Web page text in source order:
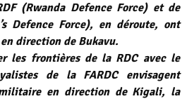
(Rwanda Defence Force) et de
Defence Force), en déroute, ont
direction de Bukavu.
les frontières de la RDC avec le
de la FARDC envisagent
en direction de Kigali, la